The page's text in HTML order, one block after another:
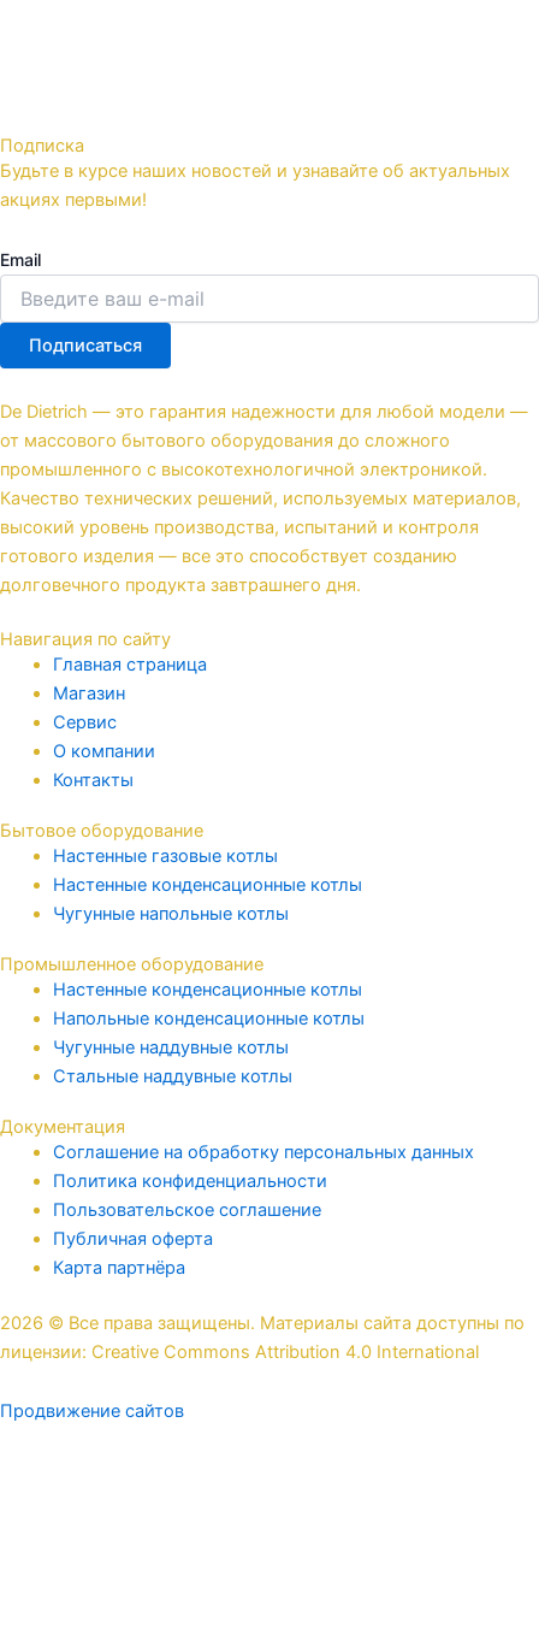
Подписка
Будьте в курсе наших новостей и узнавайте об актуальных
акциях первыми!
Email
Подписаться
De Dietrich — это гарантия надежности для любой модели —
от массового бытового оборудования до сложного
промышленного с высокотехнологичной электроникой.
Качество технических решений, используемых материалов,
высокий уровень производства, испытаний и контроля
готового изделия — все это способствует созданию
долговечного продукта завтрашнего дня.
Навигация по сайту
Главная страница
Магазин
Сервис
О компании
Контакты
Бытовое оборудование
Настенные газовые котлы
Настенные конденсационные котлы
Чугунные напольные котлы
Промышленное оборудование
Настенные конденсационные котлы
Напольные конденсационные котлы
Чугунные наддувные котлы
Стальные наддувные котлы
Документация
Соглашение на обработку персональных данных
Политика конфиденциальности
Пользовательское соглашение
Публичная оферта
Карта партнёра
2026 © Все права защищены. Материалы сайта доступны по
лицензии: Creative Commons Attribution 4.0 International
Продвижение сайтов